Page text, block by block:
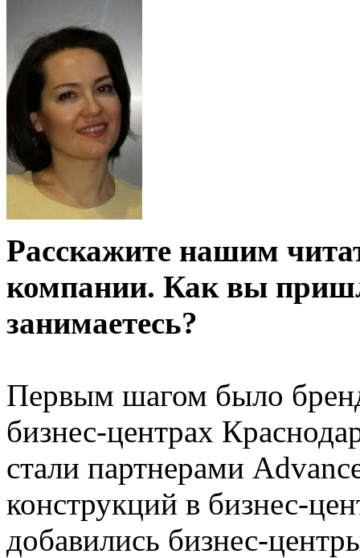
Расскажите нашим
компании. Как вы
занимаетесь?
Первым шагом было
бизнес-центрах
стали партнерами
конструкций в бизнес-
добавились бизнес-